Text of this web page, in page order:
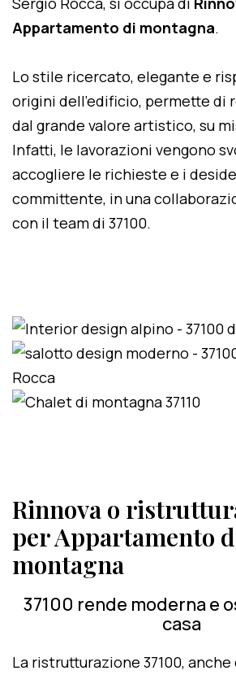
Appartamento di montagna.
Lo stile ricercato, elegante e
origini dell'edificio, permette di
dal grande valore artistico, su
Infatti, le lavorazioni vengono
accogliere le richieste e i
committente, in una
con il team di 37100.
Rinnova o
per Appartamento
montagna
37100 rende moderna e
casa
La ristrutturazione 37100, anche